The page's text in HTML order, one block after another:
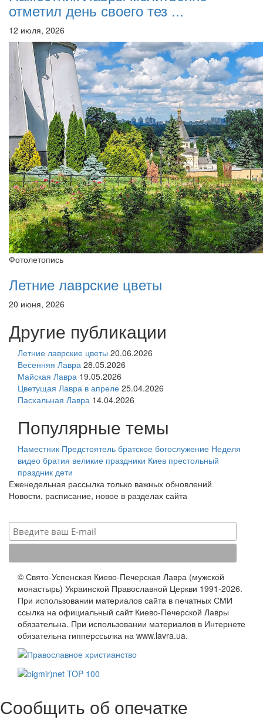
отметил день своего тез ...
12 июля, 2026
Фотолетопись
Летние лаврские цветы
20 июня, 2026
Другие публикации
Летние лаврские цветы 20.06.2026
Весенняя Лавра 28.05.2026
Майская Лавра 19.05.2026
Цветущая Лавра в апреле 25.04.2026
Пасхальная Лавра 14.04.2026
Популярные темы
Наместник Предстоятель братское богослужение Неделя
видео братия великие праздники Киев престольный
праздник дети
Еженедельная рассылка только важных обновлений
Новости, расписание, новое в разделах сайта
© Свято-Успенская Киево-Печерская Лавра (мужской
монастырь) Украинской Православной Церкви 1991-2026.
При использовании материалов сайта в печатных СМИ
ссылка на официальный сайт Киево-Печерской Лавры
обязательна. При использовании материалов в Интернете
обязательна гипперссылка на www.lavra.ua.
Сообщить об опечатке